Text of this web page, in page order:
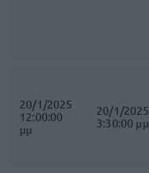
20/1/2025
12:00:00
μμ
20/1/2025
3:30:00 μμ